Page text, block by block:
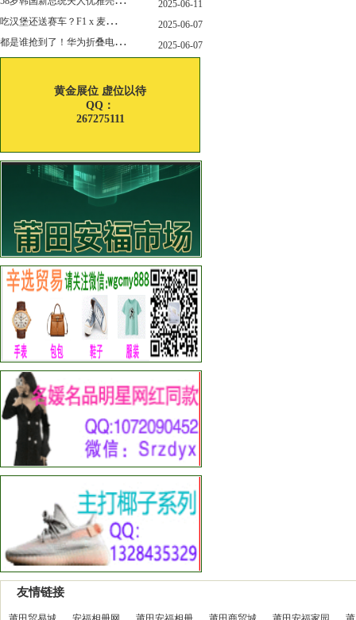
2025-06-11
吃
汉堡还送赛车？F1 x 麦当劳联名上线了！ 2025-06-07
都
是谁抢到了！华为折叠电脑正式开售！ 2025-06-07
黄金展位 虚位以待
QQ：
267275111
友情链接